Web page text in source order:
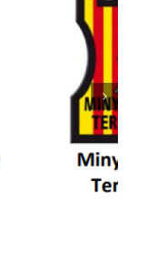
unieixen tradició i
de colla a la Vall
de Boí